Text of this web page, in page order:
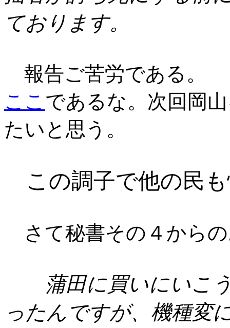
ております。
報告ご苦労である。
ここ であるな。次回岡
たいと思う。
この調子で他の民
さて秘書その４から
蒲田に買いにいこう
ったんですが、機種変